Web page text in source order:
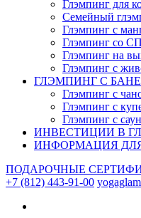
Глэмпинг для
Семейный
Глэмпинг с
Глэмпинг со
Глэмпинг на
Глэмпинг с
ГЛЭМПИНГ С
Глэмпинг с
Глэмпинг с
Глэмпинг с
ИНВЕСТИЦИИ В
ИНФОРМАЦИЯ
ПОДАРОЧНЫЕ
+7 (812) 443-91-00